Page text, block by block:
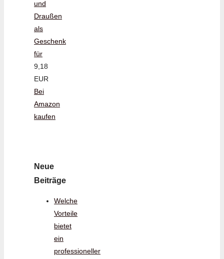
und
Draußen
als
Geschenk
für
9,18
EUR
Bei
Amazon
kaufen
Neue
Beiträge
Welche
Vorteile
bietet
ein
professioneller